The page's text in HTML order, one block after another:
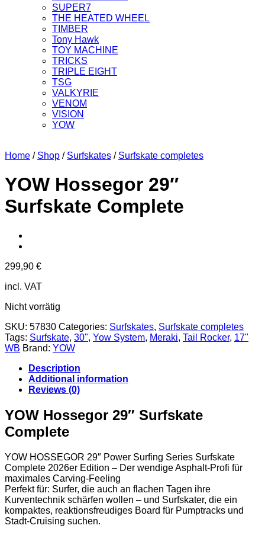
SUPER7
THE HEATED WHEEL
TIMBER
Tony Hawk
TOY MACHINE
TRICKS
TRIPLE EIGHT
TSG
VALKYRIE
VENOM
VISION
YOW
Home / Shop / Surfskates / Surfskate completes
YOW Hossegor 29″
Surfskate Complete
299,90 €
incl. VAT
Nicht vorrätig
SKU: 57830 Categories: Surfskates, Surfskate completes
Tags: Surfskate, 30", Yow System, Meraki, Tail Rocker, 17"
WB Brand: YOW
Description
Additional information
Reviews (0)
YOW Hossegor 29″ Surfskate
Complete
YOW HOSSEGOR 29″ Power Surfing Series Surfskate
Complete 2026er Edition – Der wendige Asphalt-Profi für
maximales Carving-Feeling
Perfekt für: Surfer, die auch an flachen Tagen ihre
Kurventechnik schärfen wollen – und Surfskater, die ein
kompaktes, reaktionsfreudiges Board für Pumptracks und
Stadt-Cruising suchen.